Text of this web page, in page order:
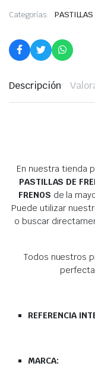
Categorías: PASTILLAS
Descripción
En nuestra tienda
PASTILLAS DE
FRENOS de la
Puede utilizar
o buscar
Todos nuestros
REFERENCIA
MARCA: